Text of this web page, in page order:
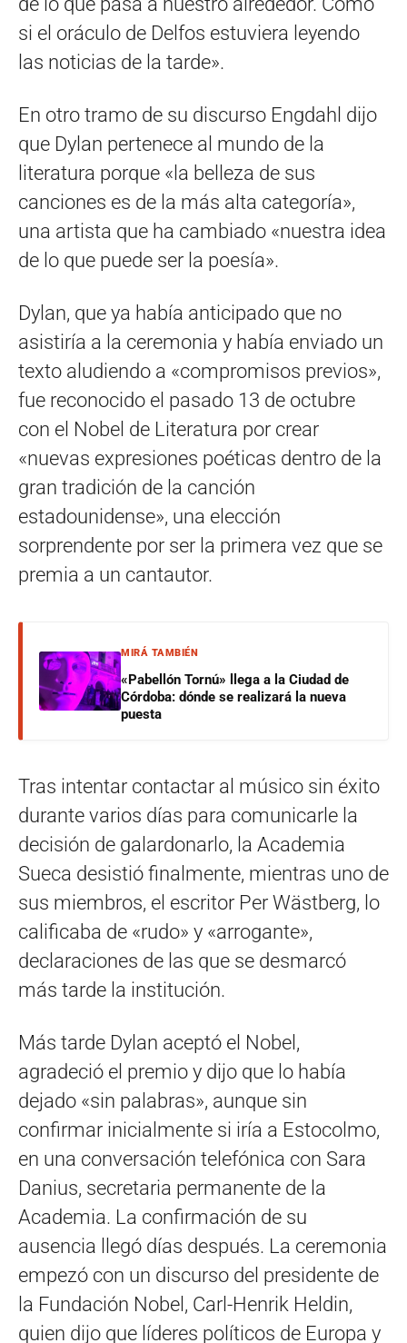
si el oráculo de Delfos estuviera leyendo
las noticias de la tarde».
En otro tramo de su discurso Engdahl dijo
que Dylan pertenece al mundo de la
literatura porque «la belleza de sus
canciones es de la más alta categoría»,
una artista que ha cambiado «nuestra idea
de lo que puede ser la poesía».
Dylan, que ya había anticipado que no
asistiría a la ceremonia y había enviado un
texto aludiendo a «compromisos previos»,
fue reconocido el pasado 13 de octubre
con el Nobel de Literatura por crear
«nuevas expresiones poéticas dentro de la
gran tradición de la canción
estadounidense», una elección
sorprendente por ser la primera vez que se
premia a un cantautor.
MIRÁ TAMBIÉN
«Pabellón Tornú» llega a la Ciudad de
Córdoba: dónde se realizará la nueva
puesta
Tras intentar contactar al músico sin éxito
durante varios días para comunicarle la
decisión de galardonarlo, la Academia
Sueca desistió finalmente, mientras uno de
sus miembros, el escritor Per Wästberg, lo
calificaba de «rudo» y «arrogante»,
declaraciones de las que se desmarcó
más tarde la institución.
Más tarde Dylan aceptó el Nobel,
agradeció el premio y dijo que lo había
dejado «sin palabras», aunque sin
confirmar inicialmente si iría a Estocolmo,
en una conversación telefónica con Sara
Danius, secretaria permanente de la
Academia. La confirmación de su
ausencia llegó días después. La ceremonia
empezó con un discurso del presidente de
la Fundación Nobel, Carl-Henrik Heldin,
quien dijo que líderes políticos de Europa y